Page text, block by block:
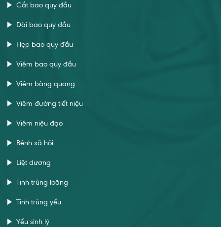
Cắt bao quy đầu
Dài bao quy đầu
Hẹp bao quy đầu
Viêm bao quy đầu
Viêm bàng quang
Viêm đường tiết niệu
Viêm niệu đạo
Bệnh xã hội
Liệt dương
Tinh trùng loãng
Tinh trùng yếu
Yếu sinh lý